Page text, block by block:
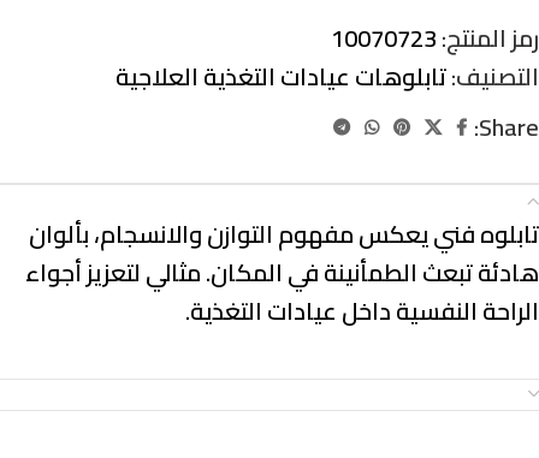
رمز المنتج:10070723
التصنيف:تابلوهات عيادات التغذية العلاجية
Share:
تابلوه فني يعكس مفهوم التوازن والانسجام، بألوان
هادئة تبعث الطمأنينة في المكان. مثالي لتعزيز أجواء
الراحة النفسية داخل عيادات التغذية.